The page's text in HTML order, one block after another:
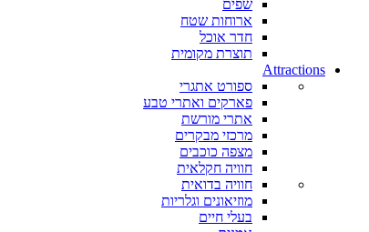
שפים
ארוחות שטח
חדר אוכל
תוצרת מקומית
Attractions
ספורט אתגרי
פארקים ואתרי טבע
אתרי מורשת
מרכזי מבקרים
מצפה כוכבים
חוויה חקלאית
חוויה בדואית
מוזיאונים וגלריות
בעלי חיים